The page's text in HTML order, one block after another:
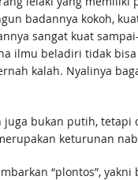
badannya kokoh,
sangat kuat
ilmu beladiri tidak
kalah. Nyalinya
bukan putih, tetapi
keturunan
“plontos”,